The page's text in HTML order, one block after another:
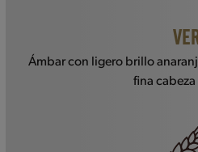
Ámbar con ligero brillo
fina